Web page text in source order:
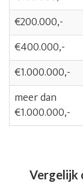
€200.000,-
€400.000,-
€1.000.000,-
meer dan
€1.000.000,-
Vergelijk